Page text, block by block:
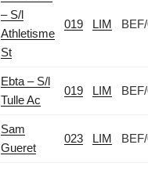
– S/l
Athletisme
St
019 LIM
Ebta – S/l
Tulle Ac
019 LIM
Sam
Gueret
023 LIM